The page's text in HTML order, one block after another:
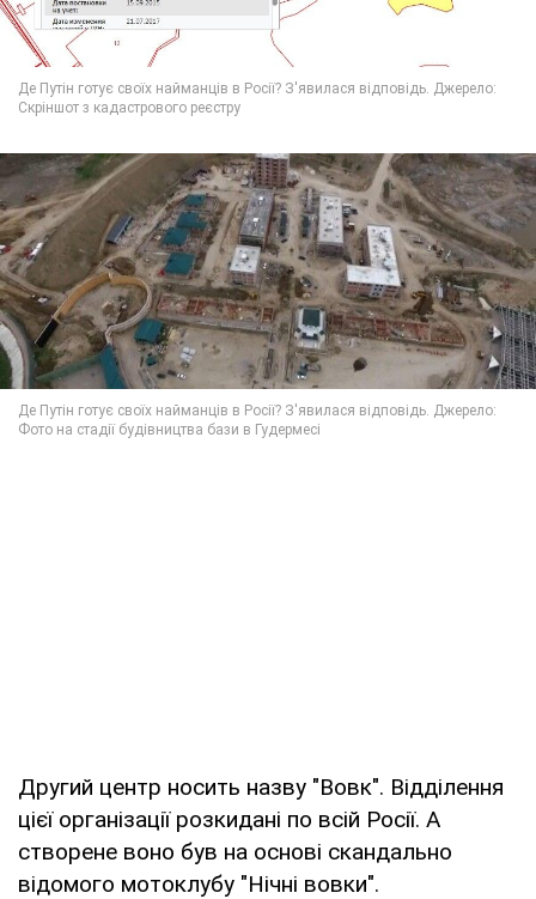
Другий центр носить назву "Вовк". Відділення
цієї організації розкидані по всій Росії. А
створене воно був на основі скандально
відомого мотоклубу "Нічні вовки".